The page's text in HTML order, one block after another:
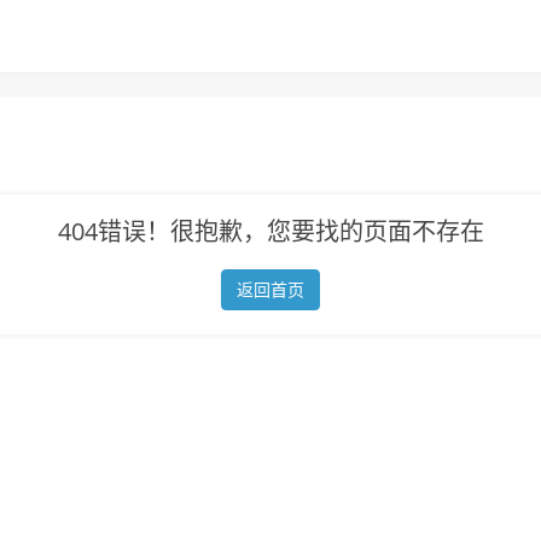
404错误！很抱歉，您要找的页面不存在
返回首页